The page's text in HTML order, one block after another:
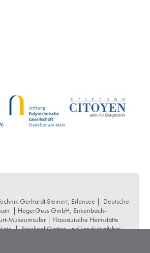
Gerhardt Steinert, Erlensee | Deutsche
| HegerGuss GmbH, Enkenbach-
Museumsufer| Nassauische Heimstätte
|Rosskopf Garten und Landschaftsbau